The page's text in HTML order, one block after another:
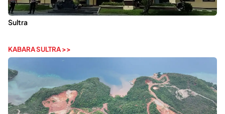
Dugaan Kekerasan Seksual di UIN Kendari Dilaporkan ke Polda
Sultra
KABARA SULTRA >>